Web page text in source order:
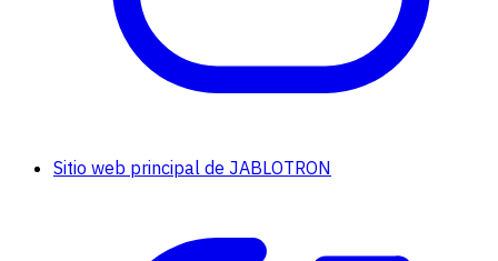
Sitio web principal de JABLOTRON